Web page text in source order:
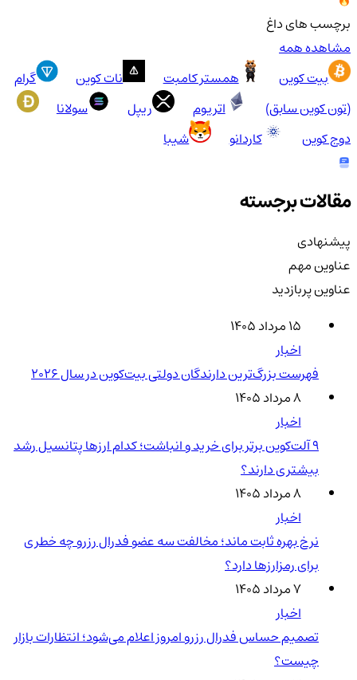
برچسب های داغ
مشاهده همه
بیت کوین
همستر کامبت نات کوین
گرام
(تون کوین سابق)
اتریوم ریپل
سولانا
دوج کوین
کاردانو شیبا
مقالات برجسته
پیشنهادی
عناوین مهم
عناوین پربازدید
۱۵ مرداد ۱۴۰۵
اخبار
فهرست بزرگ‌ترین دارندگان دولتی بیت‌کوین در سال 2026
۸ مرداد ۱۴۰۵
اخبار
۹ آلت‌کوین برتر برای خرید و انباشت؛ کدام ارزها پتانسیل رشد
بیشتری دارند؟
۸ مرداد ۱۴۰۵
اخبار
نرخ بهره ثابت ماند؛ مخالفت سه عضو فدرال رزرو چه خطری
برای رمزارزها دارد؟
۷ مرداد ۱۴۰۵
اخبار
تصمیم حساس فدرال رزرو امروز اعلام می‌شود؛ انتظارات بازار
چیست؟